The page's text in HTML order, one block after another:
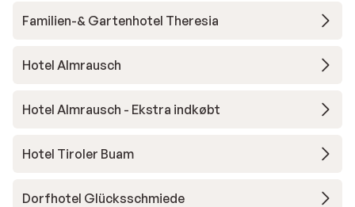
Familien-& Gartenhotel Theresia
Hotel Almrausch
Hotel Almrausch - Ekstra indkøbt
Hotel Tiroler Buam
Dorfhotel Glücksschmiede